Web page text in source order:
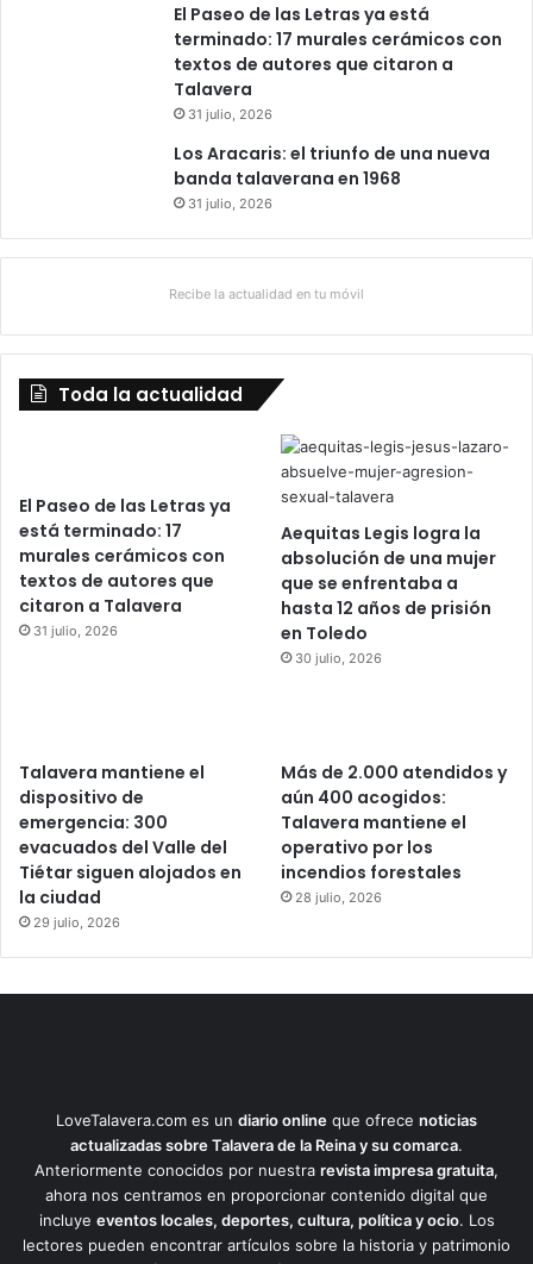
El Paseo de las Letras ya está
terminado: 17 murales cerámicos con
textos de autores que citaron a
Talavera
31 julio, 2026
Los Aracaris: el triunfo de una nueva
banda talaverana en 1968
31 julio, 2026
Recibe la actualidad en tu móvil
Toda la actualidad
El Paseo de las Letras ya
está terminado: 17
murales cerámicos con
textos de autores que
citaron a Talavera
31 julio, 2026
Aequitas Legis logra la
absolución de una mujer
que se enfrentaba a
hasta 12 años de prisión
en Toledo
30 julio, 2026
Talavera mantiene el
dispositivo de
emergencia: 300
evacuados del Valle del
Tiétar siguen alojados en
la ciudad
29 julio, 2026
Más de 2.000 atendidos y
aún 400 acogidos:
Talavera mantiene el
operativo por los
incendios forestales
28 julio, 2026
LoveTalavera.com es un diario online que ofrece noticias
actualizadas sobre Talavera de la Reina y su comarca.
Anteriormente conocidos por nuestra revista impresa gratuita,
ahora nos centramos en proporcionar contenido digital que
incluye eventos locales, deportes, cultura, política y ocio. Los
lectores pueden encontrar artículos sobre la historia y patrimonio